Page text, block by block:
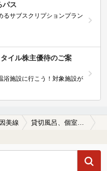
パス
るサブスクリプションプラン
イル株主優待のご案
浴施設に行こう！対象施設が
因美線 貸切風呂、個室風呂付きの因美線周辺の温泉、日帰り温泉、スーパー銭湯を探す